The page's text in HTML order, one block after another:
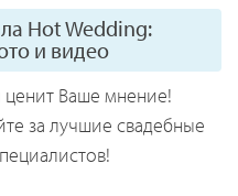
Hot Wedding:
и видео
Ваше мнение!
за лучшие свадебные